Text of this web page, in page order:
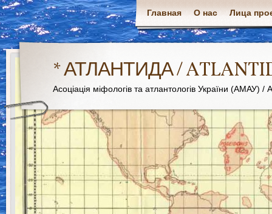
Главная О нас Лица
* АТЛАНТИДА /
Асоціація міфологів та атлантологів України